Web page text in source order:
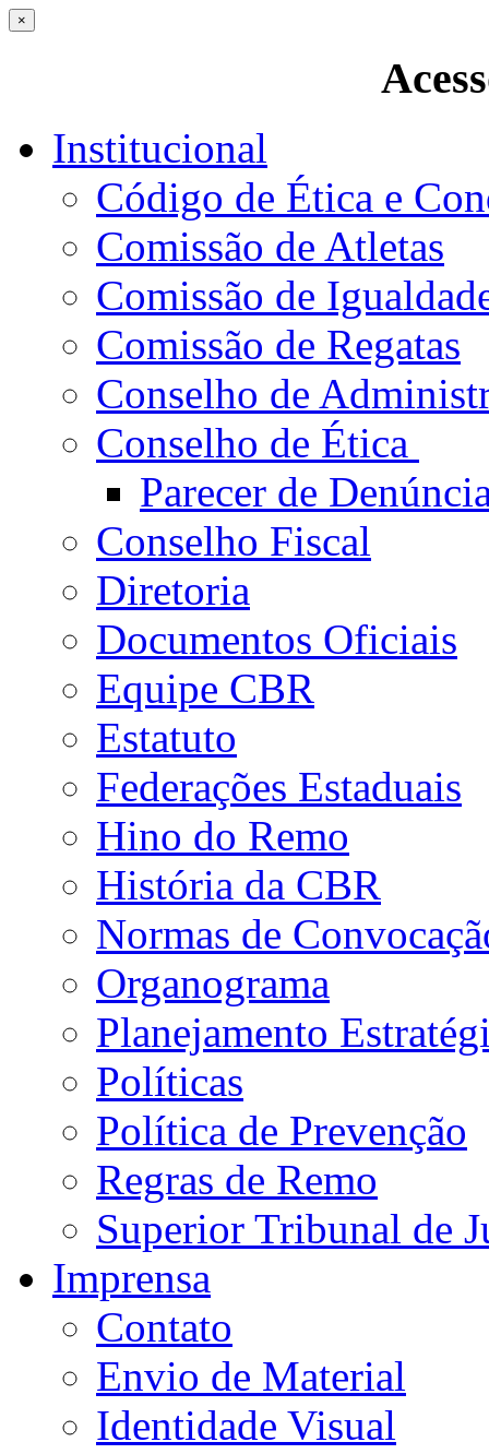
×
Institucional
Código de Ética e
Comissão de Atletas
Comissão de
Comissão de Regatas
Conselho de
Conselho de Ética
Parecer de
Conselho Fiscal
Diretoria
Documentos Oficiais
Equipe CBR
Estatuto
Federações Estaduais
Hino do Remo
História da CBR
Normas de
Organograma
Planejamento
Políticas
Política de Prevenção
Regras de Remo
Superior Tribunal de
Imprensa
Contato
Envio de Material
Identidade Visual